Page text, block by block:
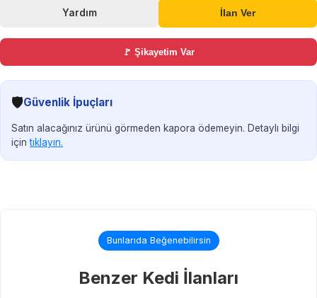
Yardım İlan Ver
🚩 Şikayetim Var
🛡️Güvenlik İpuçları
Satın alacağınız ürünü görmeden kapora ödemeyin. Detaylı bilgi
içintıklayın.
Bunlarıda Beğenebilirsin
Benzer Kedi İlanları